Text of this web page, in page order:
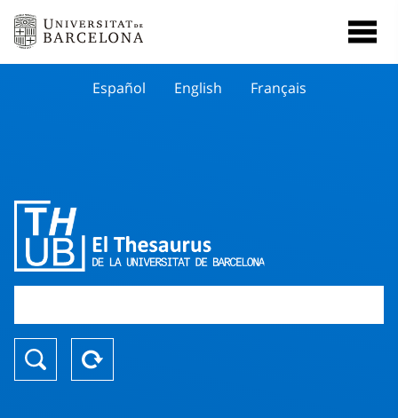
Español English Français